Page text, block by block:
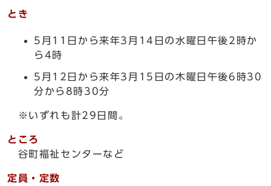
とき
5月11日から来年3月14日の水曜日午後2時か
ら4時
5月12日から来年3月15日の木曜日午後6時30
分から8時30分
※いずれも計29日間。
ところ
谷町福祉センターなど
定員・定数